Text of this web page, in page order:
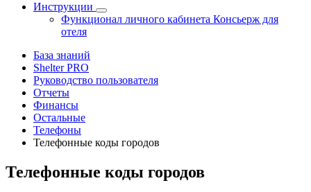
Инструкции
Функционал личного кабинета Консьерж для
отеля
База знаний
Shelter PRO
Руководство пользователя
Отчеты
Финансы
Остальные
Телефоны
Телефонные коды городов
Телефонные коды городов